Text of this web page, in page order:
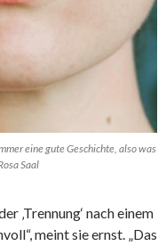
eine gute Geschichte, also was
Saal
‚Trennung‘ nach einem
meint sie ernst. „Das